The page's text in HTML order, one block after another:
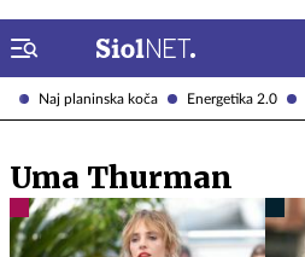
Naj planinska koča Energetika 2.0
Uma Thurman